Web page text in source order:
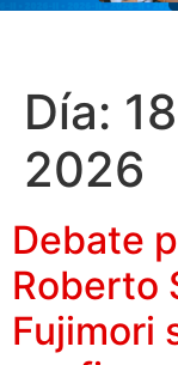
Día:
2026
Debate
Roberto
Fujimori